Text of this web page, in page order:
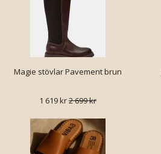
Magie stövlar Pavement brun
1 619 kr2 699 kr